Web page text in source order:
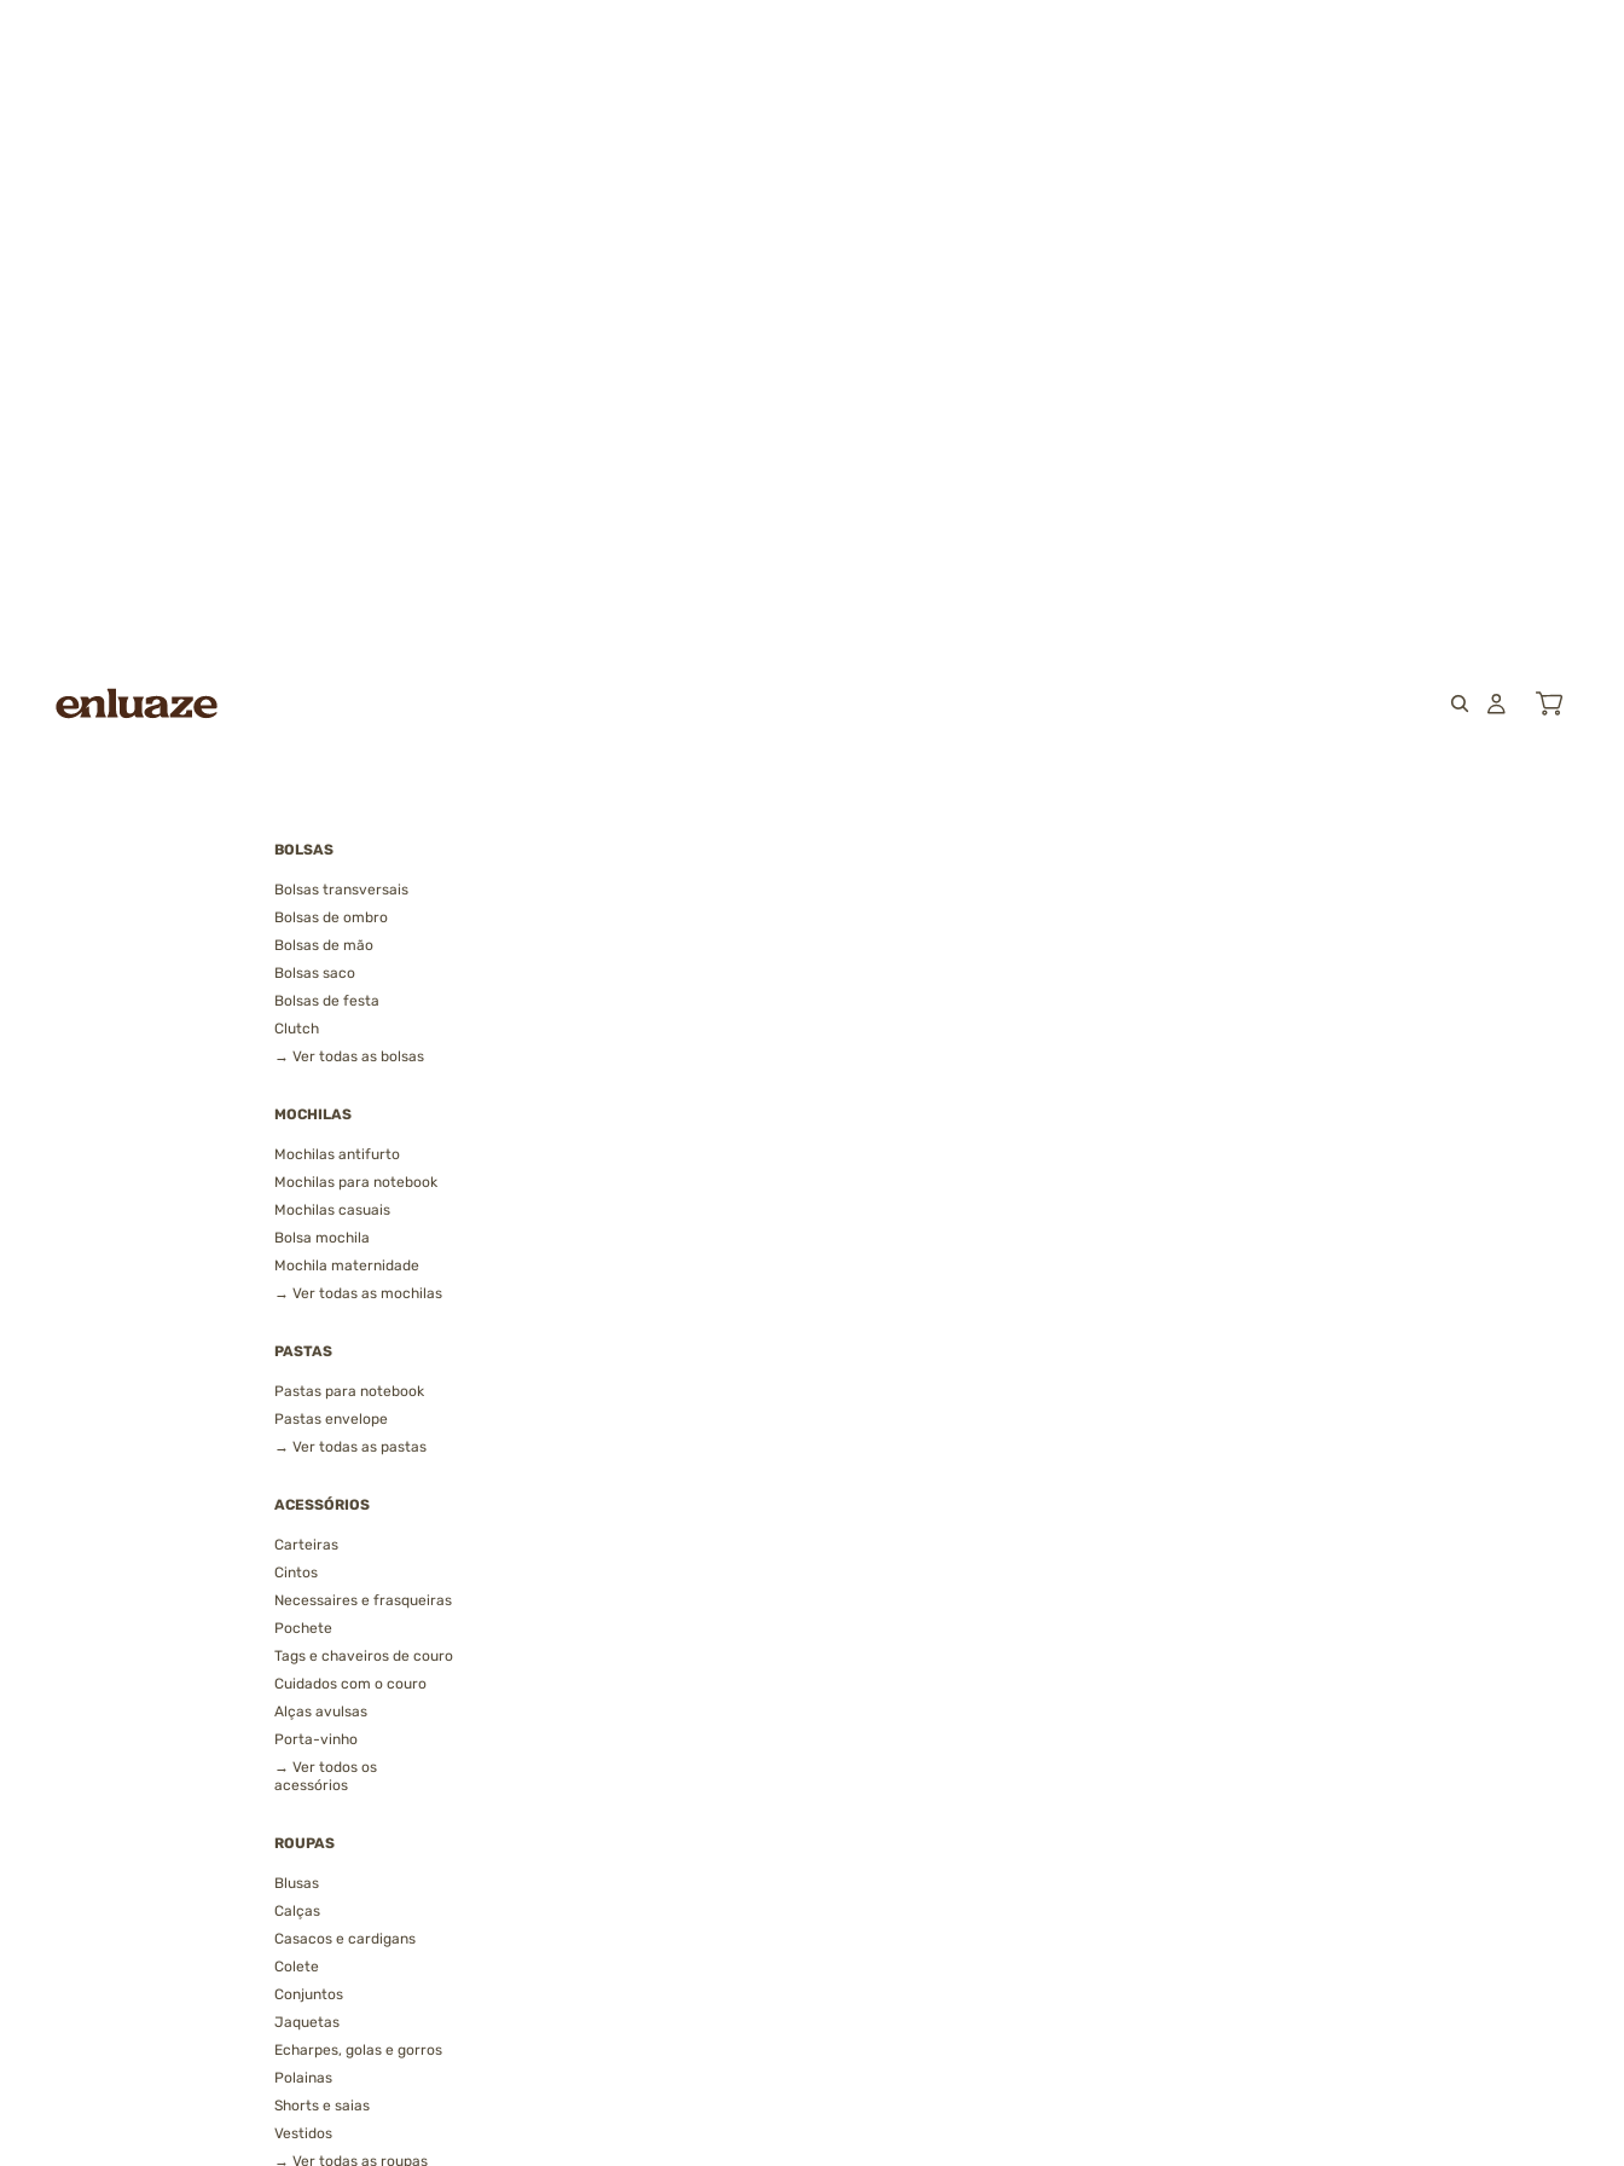
BOLSAS
Bolsas transversais
Bolsas de ombro
Bolsas de mão
Bolsas saco
Bolsas de festa
Clutch
→ Ver todas as bolsas
MOCHILAS
Mochilas antifurto
Mochilas para notebook
Mochilas casuais
Bolsa mochila
Mochila maternidade
→ Ver todas as mochilas
PASTAS
Pastas para notebook
Pastas envelope
→ Ver todas as pastas
ACESSÓRIOS
Carteiras
Cintos
Necessaires e frasqueiras
Pochete
Tags e chaveiros de couro
Cuidados com o couro
Alças avulsas
Porta-vinho
→ Ver todos os
acessórios
ROUPAS
Blusas
Calças
Casacos e cardigans
Colete
Conjuntos
Jaquetas
Echarpes, golas e gorros
Polainas
Shorts e saias
Vestidos
→ Ver todas as roupas